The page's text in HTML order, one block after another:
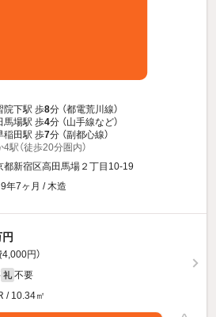
院下駅 歩8分 （都電荒川線）
馬場駅 歩4分 （山手線など）
稲田駅 歩7分 （副都心線）
4駅（徒歩20分圏内）
都新宿区高田馬場２丁目10-19
年7ヶ月 / 木造
4,000円）
礼 不要
/ 10.34㎡